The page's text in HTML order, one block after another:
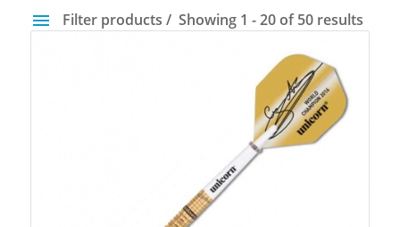
Filter products Showing 1 - 20 of 50 results
149 €
113